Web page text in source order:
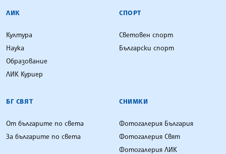
ЛИК
Култура
Наука
Образование
ЛИК Куриер
СПОРТ
Световен спорт
Български спорт
БГ СВЯТ
От българите по света
За българите по света
СНИМКИ
Фотогалерия България
Фотогалерия Свят
Фотогалерия ЛИК